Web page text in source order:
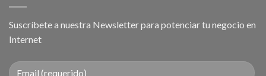
Suscríbete a nuestra Newsletter para potenciar tu negocio en
Internet